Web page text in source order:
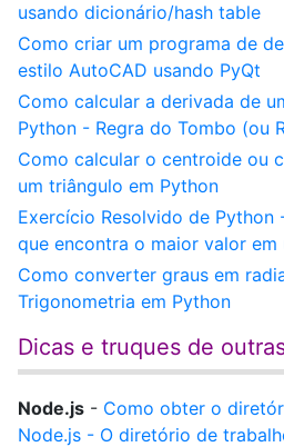
usando dicionário/hash table
Como criar um programa de
estilo AutoCAD usando PyQt
Como calcular a derivada de
Python - Regra do Tombo (ou
Como calcular o centroide ou
um triângulo em Python
Exercício Resolvido de Python
que encontra o maior valor em
Como converter graus em
Trigonometria em Python
Dicas e truques de
Node.js - Como obter o
Node.js - O diretório de